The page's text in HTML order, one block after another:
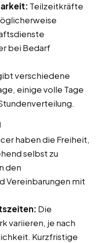
Teilzeitkräfte
bei Bedarf
verschiedene
einige volle Tage
haben die Freiheit,
selbst zu
den
Vereinbarungen mit
Die
variieren, je nach
Kurzfristige